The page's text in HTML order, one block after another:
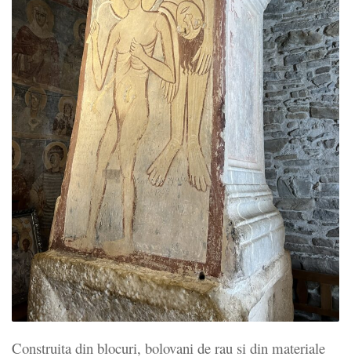
Construita din blocuri, bolovani de rau si din materiale